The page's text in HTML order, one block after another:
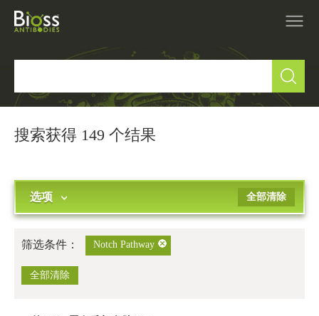
技术支持
搜索获得 149 个结果
选项 全部清除
筛选条件： Notch Pathway
全部清除